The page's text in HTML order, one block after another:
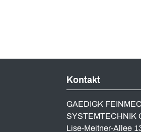
Kontakt
GAEDIGK
SYSTEMTECHNIK
Lise-Meitner-Allee